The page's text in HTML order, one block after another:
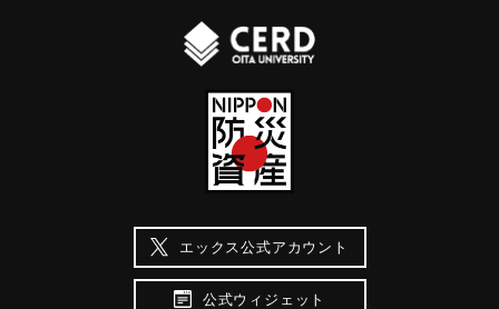
エックス公式アカウント
公式ウィジェット